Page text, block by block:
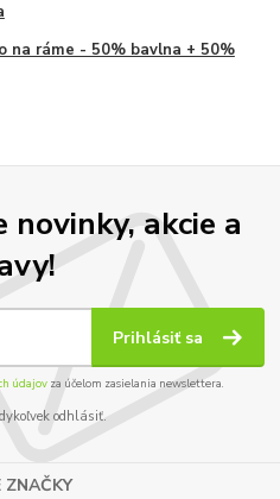
na ráme - 50% bavlna + 50%
akcie a
Prihlásiť sa
údajov za účelom zasielania newslettera.
odhlásiť.
ZNAČKY